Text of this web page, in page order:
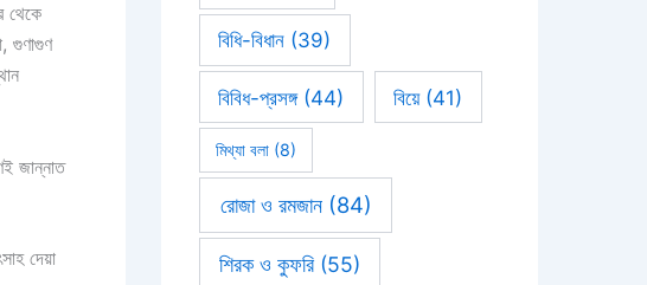
থেকে
গুণাগুণ
জান্নাত
দেয়া
বিধি-বিধান (39)
বিবিধ-প্রসঙ্গ(44) বিয়ে(41)
মিথ্যা বলা(8)
রোজা ও রমজান(84)
শিরক ও কুফরি(55)